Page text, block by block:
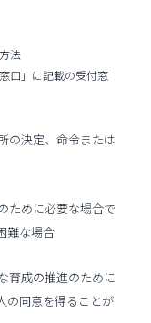
法
口」に記載の受付窓
の決定、命令または
ために必要な場合で
難な場合
育成の推進のために
の同意を得ることが